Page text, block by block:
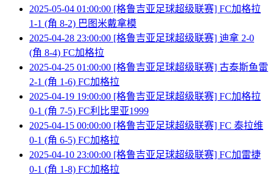
2025-05-04 01:00:00 [格鲁吉亚足球超级联赛] FC加格拉
1-1 (角 8-2) 巴图米戴拿模
2025-04-28 23:00:00 [格鲁吉亚足球超级联赛] 迪拿 2-0
(角 8-4) FC加格拉
2025-04-25 01:00:00 [格鲁吉亚足球超级联赛] 古泰斯鱼雷
2-1 (角 1-6) FC加格拉
2025-04-19 19:00:00 [格鲁吉亚足球超级联赛] FC加格拉
0-1 (角 7-5) FC利比里亚1999
2025-04-15 00:00:00 [格鲁吉亚足球超级联赛] FC 泰拉维
0-1 (角 6-5) FC加格拉
2025-04-10 23:00:00 [格鲁吉亚足球超级联赛] FC加雷捷
0-1 (角 1-8) FC加格拉